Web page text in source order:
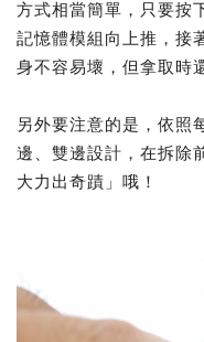
方式相當簡單，只要按
記憶體模組向上推，接
身不容易壞，但拿取時
另外要注意的是，依照
邊、雙邊設計，在拆除
大力出奇蹟」哦！